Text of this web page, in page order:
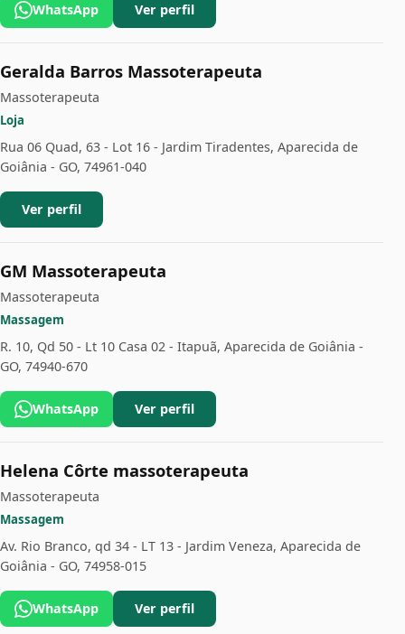
WhatsApp Ver perfil
Geralda Barros Massoterapeuta
Massoterapeuta
Loja
Rua 06 Quad, 63 - Lot 16 - Jardim Tiradentes, Aparecida de
Goiânia - GO, 74961-040
Ver perfil
GM Massoterapeuta
Massoterapeuta
Massagem
R. 10, Qd 50 - Lt 10 Casa 02 - Itapuã, Aparecida de Goiânia -
GO, 74940-670
WhatsApp Ver perfil
Helena Côrte massoterapeuta
Massoterapeuta
Massagem
Av. Rio Branco, qd 34 - LT 13 - Jardim Veneza, Aparecida de
Goiânia - GO, 74958-015
WhatsApp Ver perfil